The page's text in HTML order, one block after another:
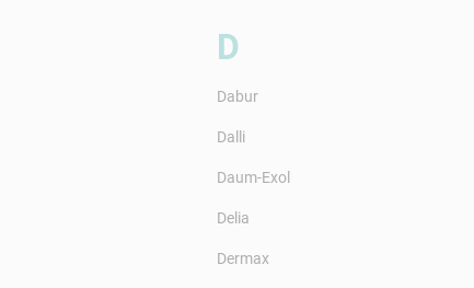
D
Dabur
Dalli
Daum-Exol
Delia
Dermax